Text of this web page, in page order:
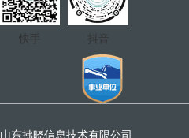
快手 抖音
山东拂晓信息技术有限公司